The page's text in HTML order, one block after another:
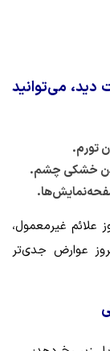
می‌توانید
تورم.
خشکی چشم.
علائم غیرمعمول،
عوارض جدی‌تر